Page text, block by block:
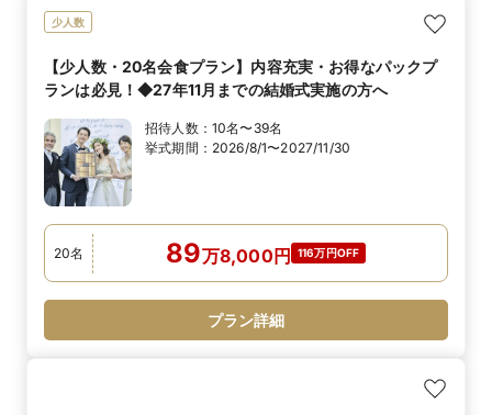
少人数
【少人数・20名会食プラン】内容充実・お得なパックプ
ランは必見！◆27年11月までの結婚式実施の方へ
招待人数： 10名〜39名
挙式期間： 2026/8/1〜2027/11/30
20名 89万8,000円 116万円OFF
プラン詳細